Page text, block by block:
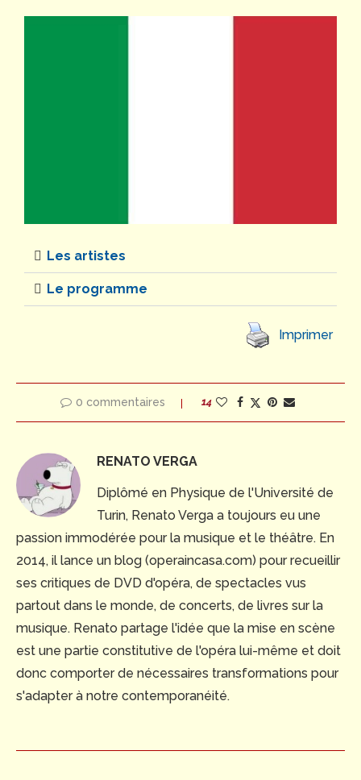
Les artistes
Le programme
Imprimer
0 commentaires 14
RENATO VERGA
Diplômé en Physique de l'Université de
Turin, Renato Verga a toujours eu une
passion immodérée pour la musique et le théâtre. En
2014, il lance un blog (operaincasa.com) pour recueillir
ses critiques de DVD d'opéra, de spectacles vus
partout dans le monde, de concerts, de livres sur la
musique. Renato partage l'idée que la mise en scène
est une partie constitutive de l'opéra lui-même et doit
donc comporter de nécessaires transformations pour
s'adapter à notre contemporanéité.